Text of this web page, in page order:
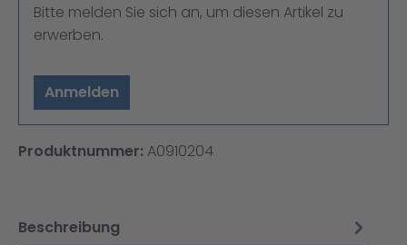
Bitte melden Sie sich an, um diesen Artikel zu
erwerben.
Anmelden
Produktnummer: A0910204
Beschreibung